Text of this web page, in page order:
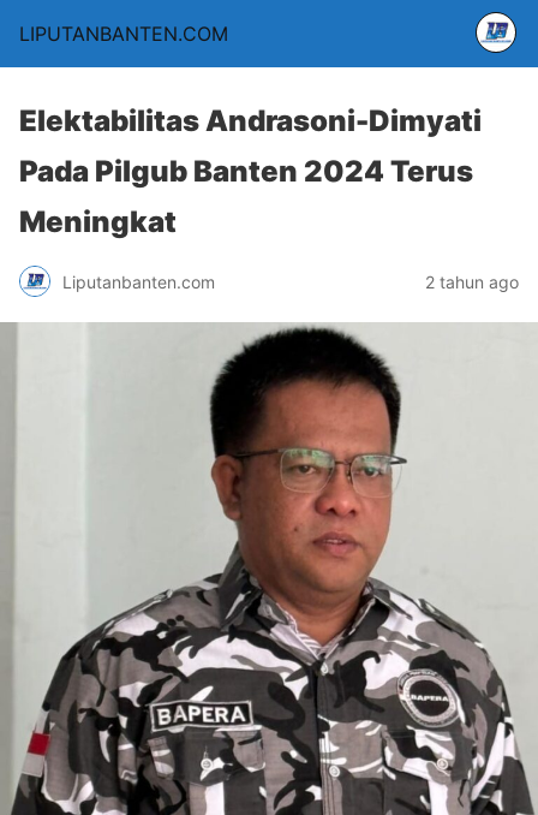
LIPUTANBANTEN.COM
Elektabilitas Andrasoni-Dimyati
Pada Pilgub Banten 2024 Terus
Meningkat
Liputanbanten.com 2 tahun ago